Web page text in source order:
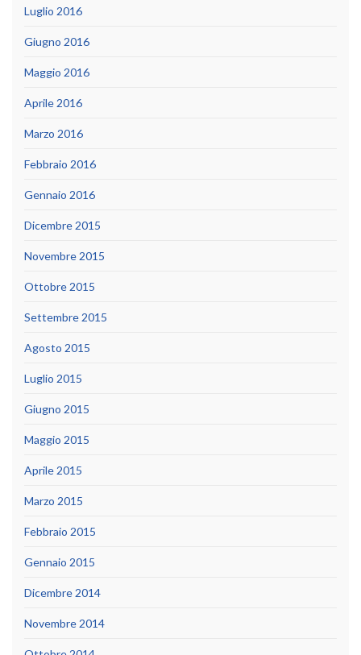
Luglio 2016
Giugno 2016
Maggio 2016
Aprile 2016
Marzo 2016
Febbraio 2016
Gennaio 2016
Dicembre 2015
Novembre 2015
Ottobre 2015
Settembre 2015
Agosto 2015
Luglio 2015
Giugno 2015
Maggio 2015
Aprile 2015
Marzo 2015
Febbraio 2015
Gennaio 2015
Dicembre 2014
Novembre 2014